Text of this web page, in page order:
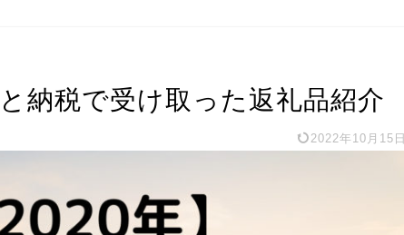
納税で受け取った返礼品紹介
2022年10月15日